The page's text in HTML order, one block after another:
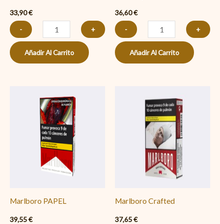
33,90€
-
+
Añadir Al Carrito
36,60€
-
+
Añadir Al Carrito
Marlboro PAPEL
39,55€
PAPEL
cantidad
Marlboro Crafted
37,65€
Crafted
cantidad